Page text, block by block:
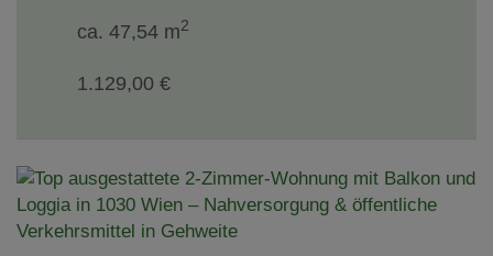
ca. 47,54 m2
1.129,00 €